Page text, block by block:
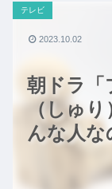
朝ドラ
（しゅ
んな人な
テレビ
2023.10.02